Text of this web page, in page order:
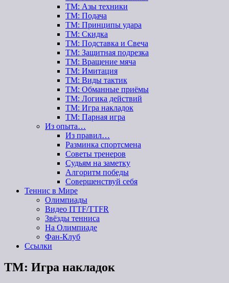
ТМ: Азы техники
ТМ: Подача
ТМ: Принципы удара
ТМ: Скидка
ТМ: Подставка и Свеча
ТМ: Защитная подрезка
ТМ: Вращение мяча
ТМ: Имитация
ТМ: Виды тактик
ТМ: Обманные приёмы
ТМ: Логика действий
ТМ: Игра накладок
ТМ: Парная игра
Из опыта…
Из правил…
Разминка спортсмена
Советы тренеров
Судьям на заметку
Алгоритм победы
Совершенствуй себя
Теннис в Мире
Олимпиады
Видео ITTF/TTFR
Звёзды тенниса
На Олимпиаде
Фан-Клуб
Ссылки
ТМ: Игра накладок